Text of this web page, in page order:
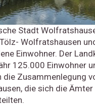
Stadt
Wolfratshausen
Einwohner. Der
125.000 Einwohner
Zusammenlegung
die sich die Ämter